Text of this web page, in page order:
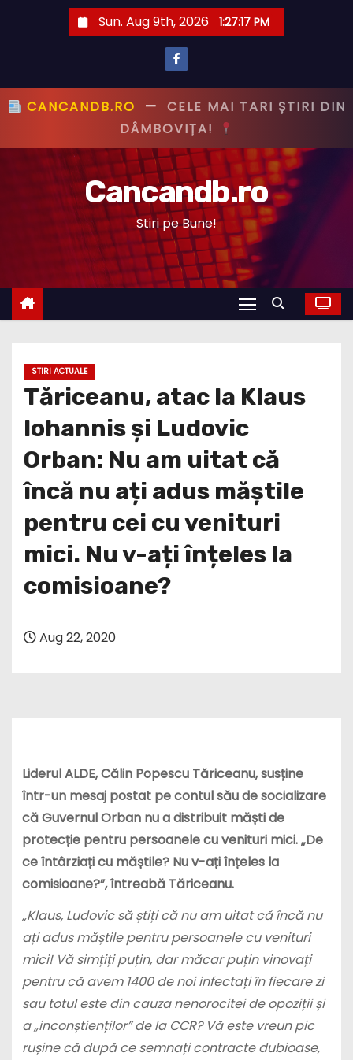
Sun. Aug 9th, 2026 1:27:18 PM
CANCANDB.RO—PRIMUL CU ȘTIREA,
PRIMUL CU ADEVĂRUL!
Cancandb.ro
Stiri pe Bune!
STIRI ACTUALE
Tăriceanu, atac la Klaus
Iohannis și Ludovic
Orban: Nu am uitat că
încă nu ați adus măștile
pentru cei cu venituri
mici. Nu v-ați înțeles la
comisioane?
Aug 22, 2020
Liderul ALDE, Călin Popescu Tăriceanu, susține
într-un mesaj postat pe contul său de socializare
că Guvernul Orban nu a distribuit măști de
protecție pentru persoanele cu venituri mici. „De
ce întârziați cu măștile? Nu v-ați înțeles la
comisioane?”, întreabă Tăriceanu.
„Klaus, Ludovic să știți că nu am uitat că încă nu
ați adus măștile pentru persoanele cu venituri
mici! Vă simțiți puțin, dar măcar puțin vinovați
pentru că avem 1400 de noi infectați în fiecare zi
sau totul este din cauza nenorocitei de opoziții și
a „inconștienților” de la CCR? Vă este vreun pic
rușine că după ce semnați contracte dubioase,